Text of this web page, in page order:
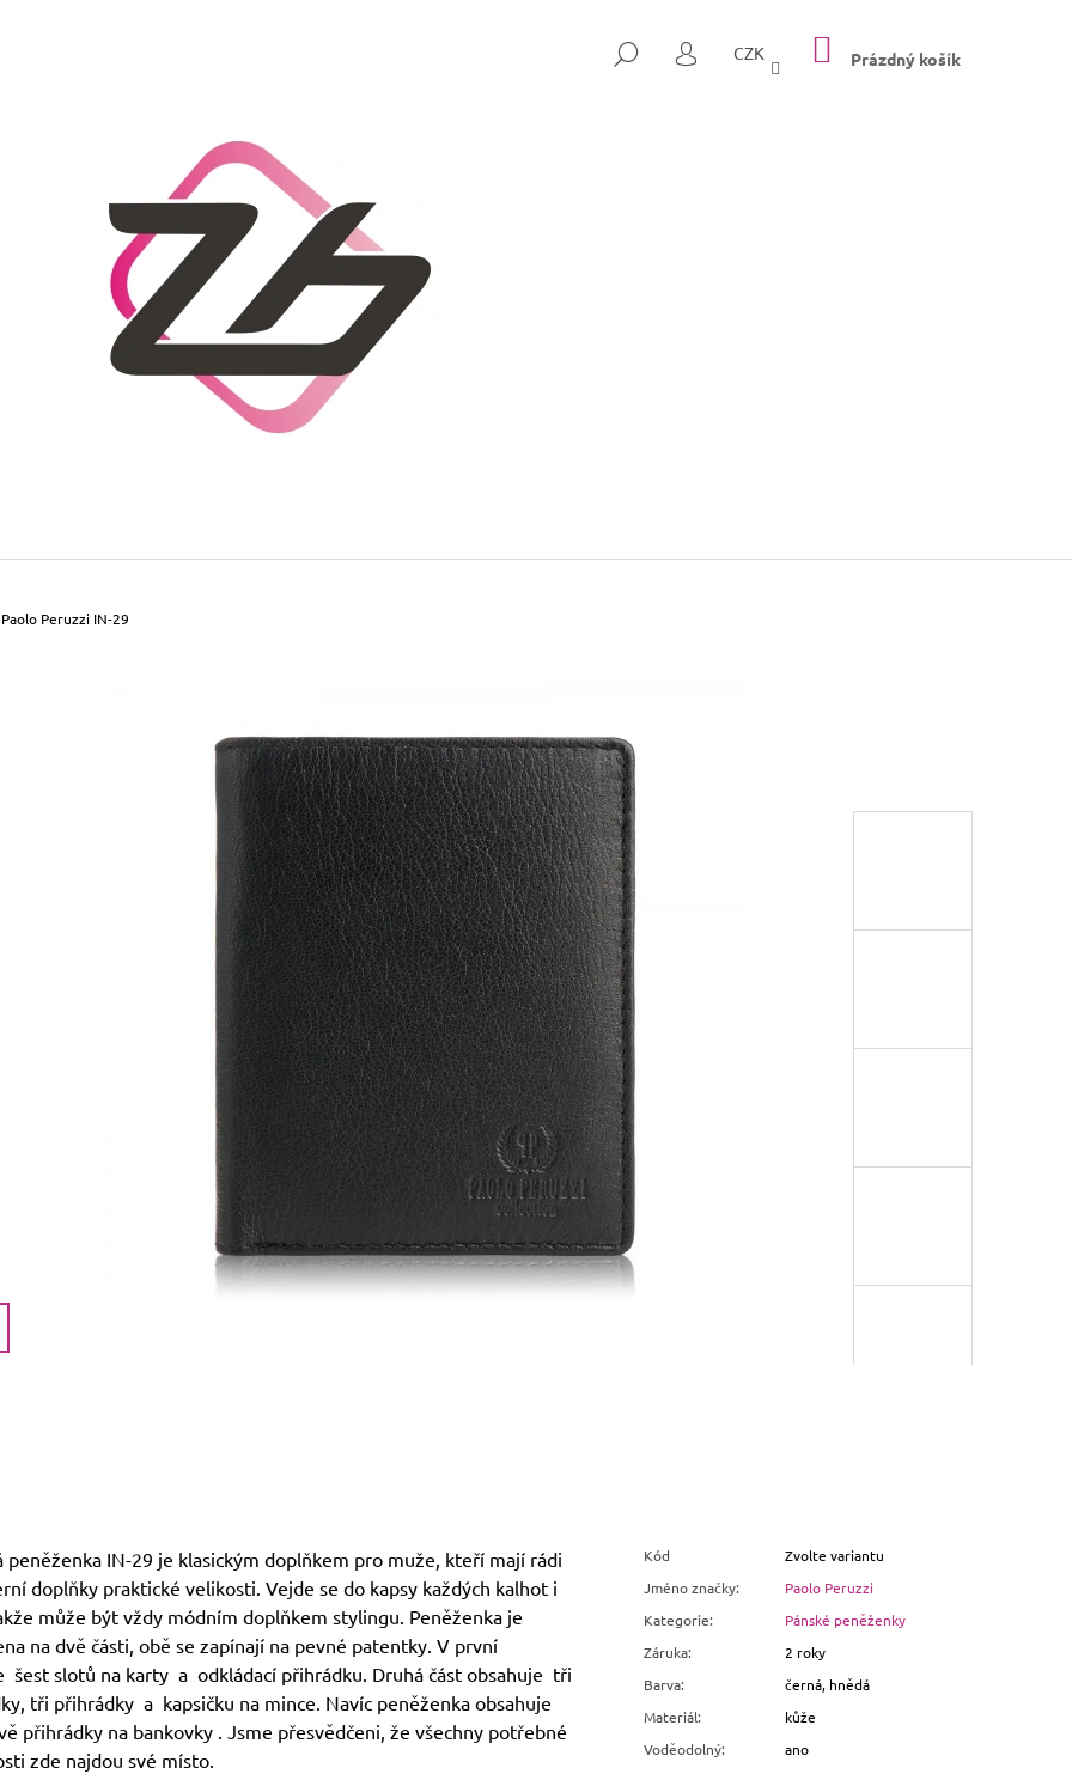
HLEDAT
PŘIHLÁŠENÍ
CZK NÁKUPNÍ
KOŠÍK
Prázdný košík
Peruzzi IN-29
peněženka IN-29 je klasickým doplňkem pro muže, kteří mají rádi
doplňky praktické velikosti. Vejde se do kapsy každých kalhot i
může být vždy módním doplňkem stylingu. Peněženka je
na dvě části, obě se zapínají na pevné patentky. V první
šest slotů na karty a odkládací přihrádku. Druhá část obsahuje tři
tři přihrádky a kapsičku na mince. Navíc peněženka obsahuje
přihrádky na bankovky . Jsme přesvědčeni, že všechny potřebné
zde najdou své místo.
Kód
Zvolte variantu
Jméno značky:
Paolo Peruzzi
Kategorie:
Pánské peněženky
Záruka:
2 roky
Barva:
černá, hnědá
Materiál:
kůže
Voděodolný: ano
HLEDAT
DOPORUČUJEME